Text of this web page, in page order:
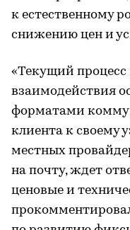
к естественному
снижению цен и
«Текущий
взаимодействия
форматами
клиента к своему
местных
на почту, ждет
ценовые и